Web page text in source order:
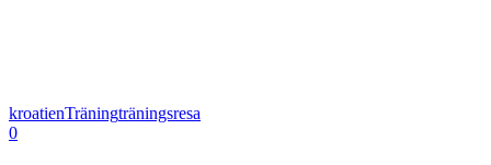
kroatienTräningträningsresa
0